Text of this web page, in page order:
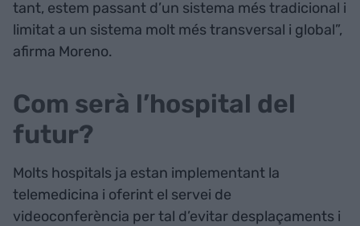
tant, estem passant d’un sistema més tradicional i
limitat a un sistema molt més transversal i global”,
afirma Moreno.
Com serà l’hospital del
futur?
Molts hospitals ja estan implementant la
telemedicina i oferint el servei de
videoconferència per tal d’evitar desplaçaments i